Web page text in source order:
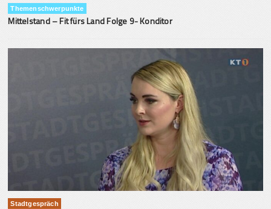
Themenschwerpunkte
Mittelstand – Fit fürs Land Folge 9- Konditor
Stadtgespräch